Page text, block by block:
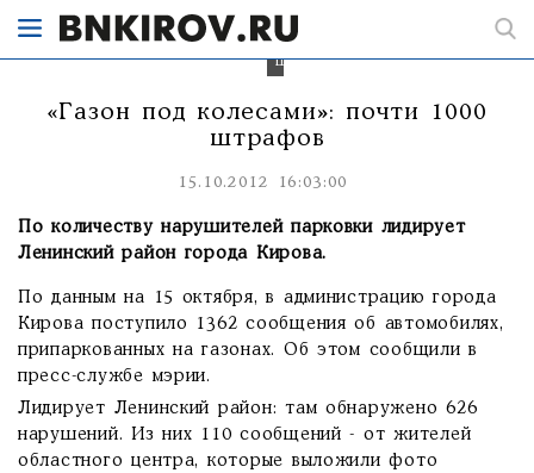
о
штрафах.
«Газон под колесами»: почти 1000
штрафов
15.10.2012 16:03:00
По количеству нарушителей парковки лидирует
Ленинский район города Кирова.
По данным на 15 октября, в администрацию города
Кирова поступило 1362 сообщения об автомобилях,
припаркованных на газонах. Об этом сообщили в
пресс-службе мэрии.
Лидирует Ленинский район: там обнаружено 626
нарушений. Из них 110 сообщений - от жителей
областного центра, которые выложили фото